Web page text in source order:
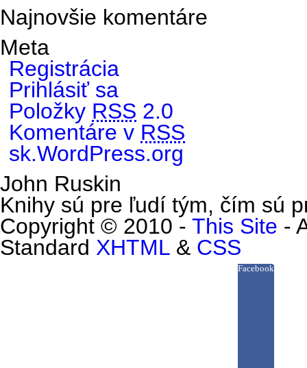
Najnovšie komentáre
Meta
Registrácia
Prihlásiť sa
Položky RSS 2.0
Komentáre v RSS
sk.WordPress.org
John Ruskin
Knihy sú pre ľudí tým, čím sú
Copyright © 2010 - This Site -
Standard XHTML & CSS
Facebook